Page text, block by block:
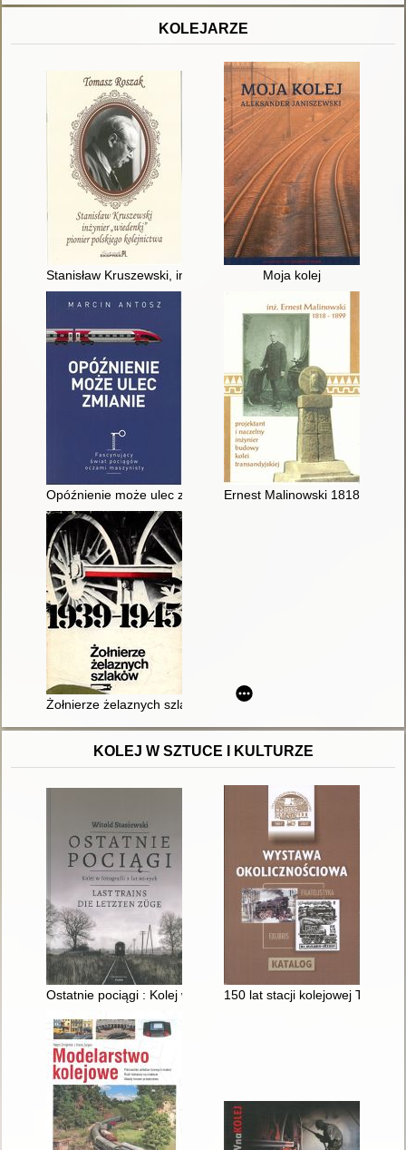
KOLEJARZE
Stanisław Kruszewski, inżynier "wiedenki", pionier polskiego
Moja kolej
Opóźnienie może ulec zmianie Ernest Malinowski 1818-1899
Żołnierze żelaznych szlaków : wspomnienia polskich kolejarzy
KOLEJ W SZTUCE I KULTURZE
Ostatnie pociągi : Kolej w fotografii z lat 90-tych
150 lat stacji kolejowej